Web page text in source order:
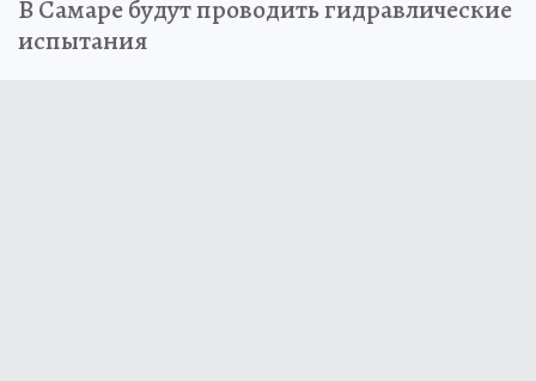
В Самаре будут проводить гидравлические
испытания